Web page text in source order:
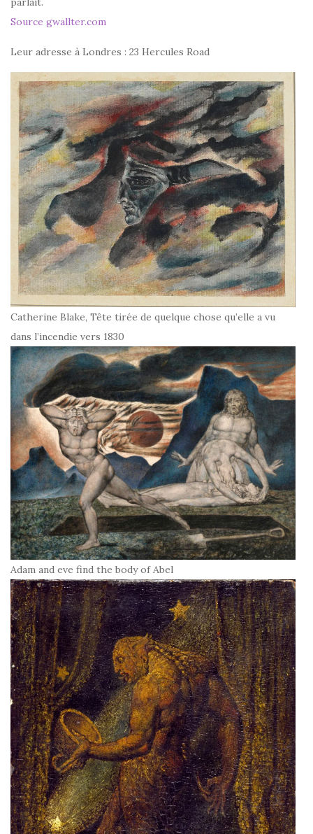
Source gwallter.com
Leur adresse à Londres : 23 Hercules Road
Catherine Blake, Tête tirée de quelque chose qu’elle a vu
dans l’incendie vers 1830
Adam and eve find the body of Abel